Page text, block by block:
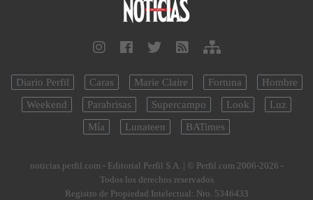
Diario Perfil Caras Marie Claire Fortuna
Hombre
Weekend
Parabrisas Supercampo Look
Luz
Mía
Lunateen BATimes
noticias.perfil.com - Editorial Perfil S.A. | © Perfil.com 2006-2026 -
Todos los derechos reservados
Registro de Propiedad Intelectual: Nro. 5346433